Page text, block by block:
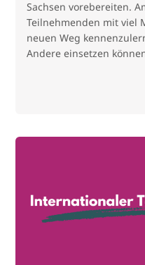
Sachsen vorebereiten.
Teilnehmenden mit viel
neuen Weg
Andere einsetzen